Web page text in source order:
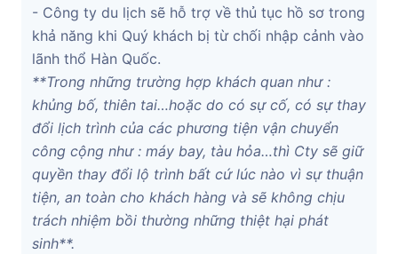
- Công ty du lịch sẽ hỗ trợ về thủ tục hồ sơ trong
khả năng khi Quý khách bị từ chối nhập cảnh vào
lãnh thổ Hàn Quốc.
**Trong những trường hợp khách quan như :
khủng bố, thiên tai…hoặc do có sự cố, có sự thay
đổi lịch trình của các phương tiện vận chuyển
công cộng như : máy bay, tàu hỏa…thì Cty sẽ giữ
quyền thay đổi lộ trình bất cứ lúc nào vì sự thuận
tiện, an toàn cho khách hàng và sẽ không chịu
trách nhiệm bồi thường những thiệt hại phát
sinh**.